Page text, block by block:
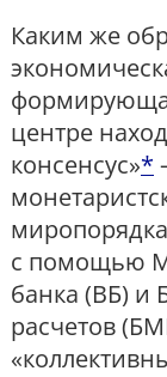
Каким же
центре
консенсус»*
с помощью
банка (ВБ) и
расчетов